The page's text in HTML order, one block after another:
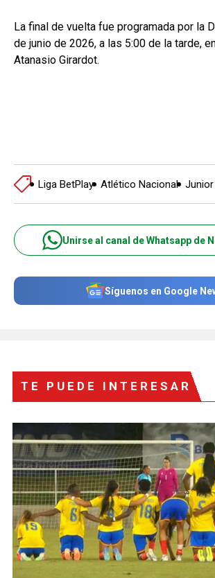
La final de vuelta fue programada por la
de junio de 2026, a las 5:00 de la tarde,
Atanasio Girardot.
Liga BetPlay Atlético Nacional
Unirse al canal de Whatsapp de
Síguenos en Google
TE PUEDE INTERESAR